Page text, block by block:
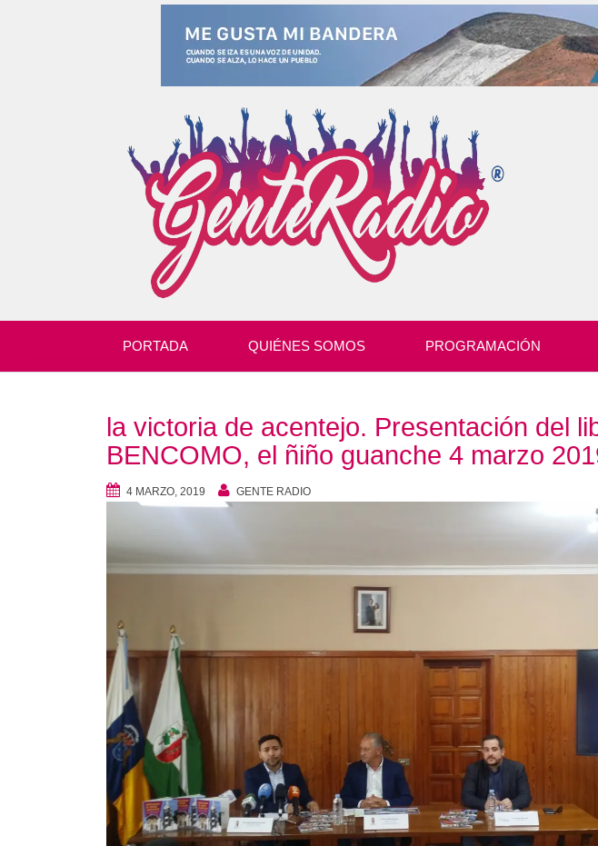
PORTADA QUIÉNES SOMOS PROGRAMACIÓN
la victoria de acentejo. Presentación del
BENCOMO, el ñiño guanche 4 marzo
4 MARZO, 2019 GENTE RADIO